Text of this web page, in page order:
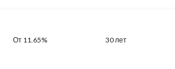
От 11.65% 30 лет